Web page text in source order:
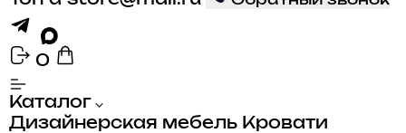
0
Каталог
Дизайнерская мебель Кровати